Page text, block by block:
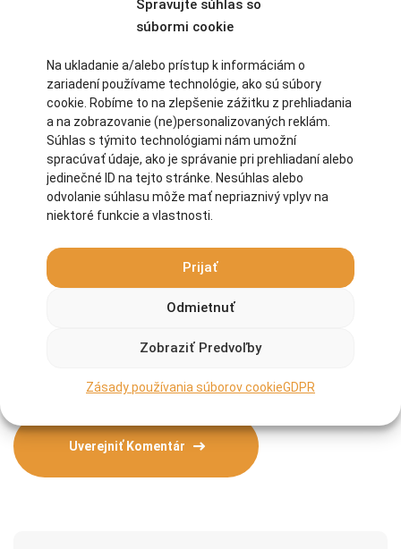
Spravujte súhlas so
súbormi cookie
Na ukladanie a/alebo prístup k informáciám o
zariadení používame technológie, ako sú súbory
cookie. Robíme to na zlepšenie zážitku z prehliadania
a na zobrazovanie (ne)personalizovaných reklám.
Súhlas s týmito technológiami nám umožní
spracúvať údaje, ako je správanie pri prehliadaní alebo
jedinečné ID na tejto stránke. Nesúhlas alebo
odvolanie súhlasu môže mať nepriaznivý vplyv na
niektoré funkcie a vlastnosti.
Prijať
Odmietnuť
Zobraziť Predvoľby
Zásady používania súborov cookieGDPR
Uložiť moje meno, e-mail a webovú stránku v tomto
prehliadači pre moje budúce komentáre.